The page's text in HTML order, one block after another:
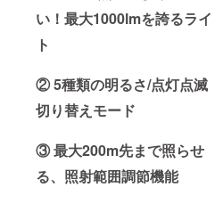
い！最大1000lmを誇るライ
ト
② 5種類の明るさ/点灯点滅
切り替えモード
③ 最大200m先まで照らせ
る、照射範囲調節機能